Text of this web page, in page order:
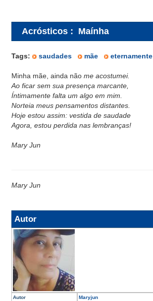
Acrósticos : Maínha
Tags: saudades mãe eternamente
Minha mãe, ainda não me acostumei.
Ao ficar sem sua presença marcante,
Íntimamente falta um algo em mim.
Norteia meus pensamentos distantes.
Hoje estou assim: vestida de saudade
Agora, estou perdida nas lembranças!
Mary Jun
Mary Jun
Autor
Autor Maryjun